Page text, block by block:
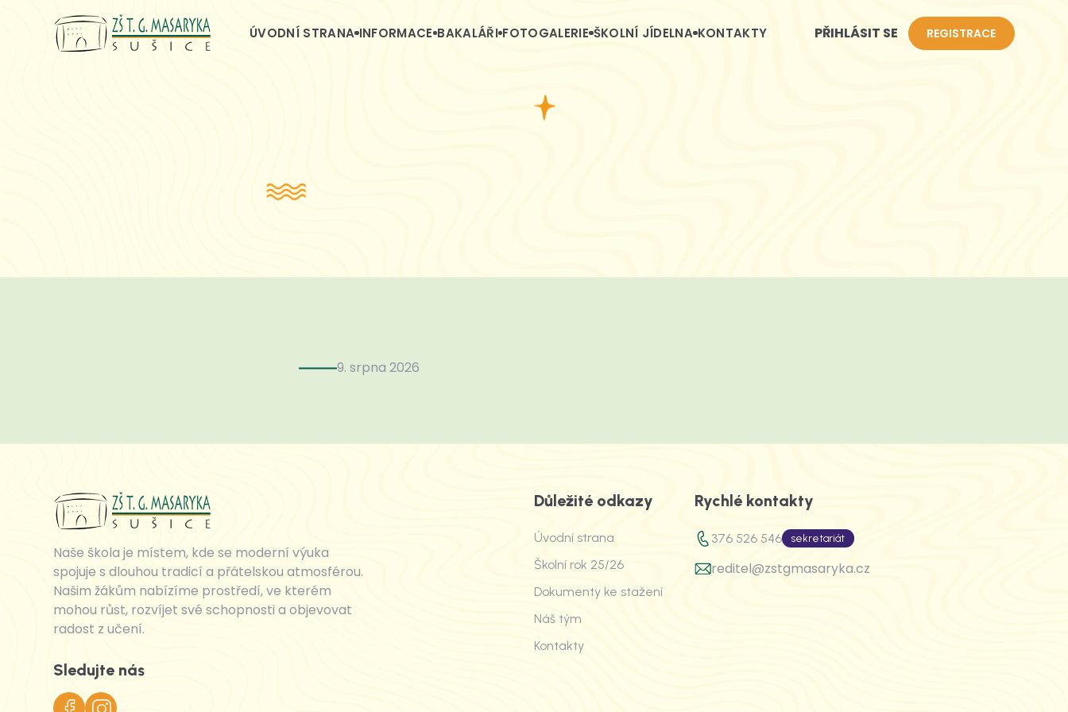
ÚVODNÍ STRANA INFORMACE BAKALÁŘI FOTOGALERIE ŠKOLNÍ JÍDELNA KONTAKTY PŘIHLÁSIT SE REGISTRACE
9. srpna 2026
Naše škola je místem, kde se moderní výuka
spojuje s dlouhou tradicí a přátelskou atmosférou.
Našim žákům nabízíme prostředí, ve kterém
mohou růst, rozvíjet své schopnosti a objevovat
radost z učení.
Sledujte nás
Důležité odkazy
Úvodní strana
Školní rok 25/26
Dokumenty ke stažení
Náš tým
Kontakty
Rychlé kontakty
376 526 546 sekretariát
reditel@zstgmasaryka.cz